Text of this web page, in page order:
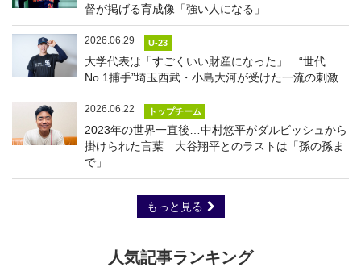
督が掲げる育成像「強い人になる」
2026.06.29 U-23
大学代表は「すごくいい財産になった」 “世代
No.1捕手”埼玉西武・小島大河が受けた一流の刺激
2026.06.22 トップチーム
2023年の世界一直後…中村悠平がダルビッシュから
掛けられた言葉 大谷翔平とのラストは「孫の孫ま
で」
もっと見る
人気記事ランキング